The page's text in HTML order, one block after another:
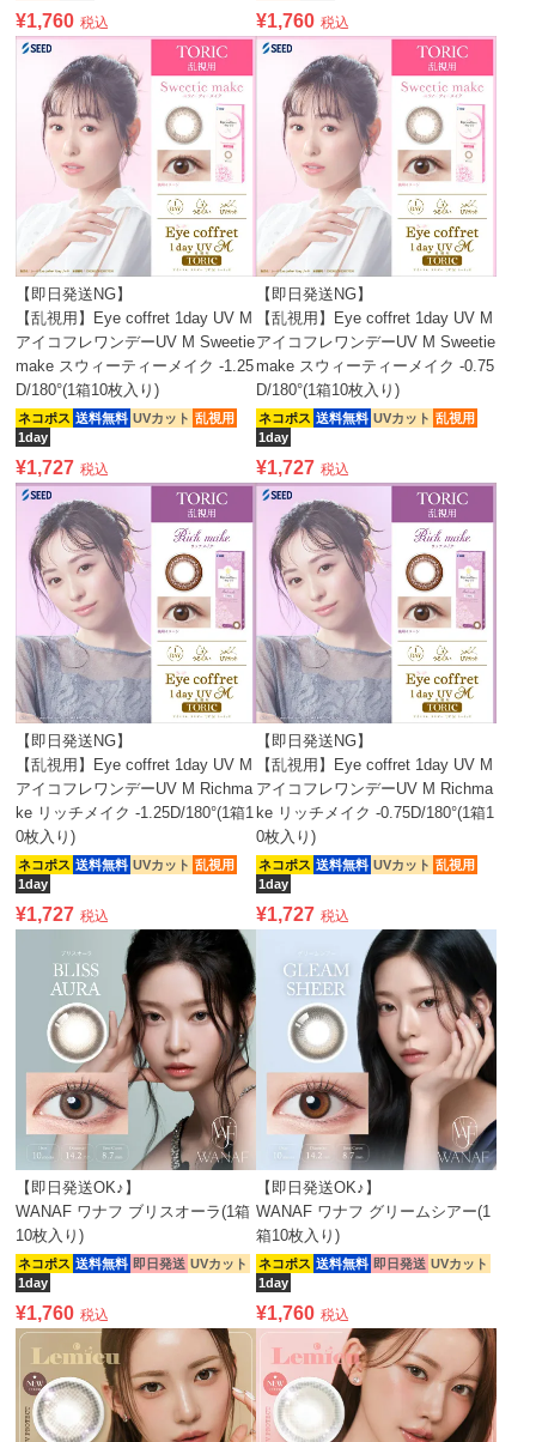
¥1,760 税込 ¥1,760 税込
【即日発送NG】
【乱視用】Eye coffret 1day UV M
アイコフレワンデーUV M Sweetie
make スウィーティーメイク -1.25
D/180°(1箱10枚入り)
ネコポス 送料無料 UVカット 乱視用
1day
¥1,727 税込
【即日発送NG】
【乱視用】Eye coffret 1day UV M
アイコフレワンデーUV M Sweetie
make スウィーティーメイク -0.75
D/180°(1箱10枚入り)
ネコポス 送料無料 UVカット 乱視用
1day
¥1,727 税込
【即日発送NG】
【乱視用】Eye coffret 1day UV M
アイコフレワンデーUV M Richma
ke リッチメイク -1.25D/180°(1箱1
0枚入り)
ネコポス 送料無料 UVカット 乱視用
1day
¥1,727 税込
【即日発送NG】
【乱視用】Eye coffret 1day UV M
アイコフレワンデーUV M Richma
ke リッチメイク -0.75D/180°(1箱1
0枚入り)
ネコポス 送料無料 UVカット 乱視用
1day
¥1,727 税込
【即日発送OK♪】
WANAF ワナフ ブリスオーラ(1箱
10枚入り)
ネコポス 送料無料 即日発送 UVカット
1day
¥1,760 税込
【即日発送OK♪】
WANAF ワナフ グリームシアー(1
箱10枚入り)
ネコポス 送料無料 即日発送 UVカット
1day
¥1,760 税込